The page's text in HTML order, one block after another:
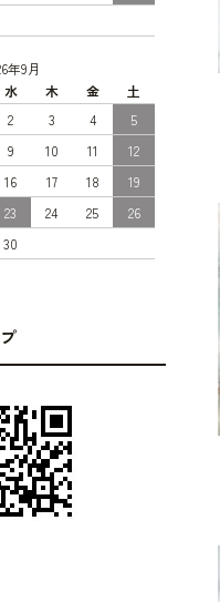
年9月
水 木 金
土
2 3 4
5
9 10 11
12
16 17 18
19
23 24 25
26
30